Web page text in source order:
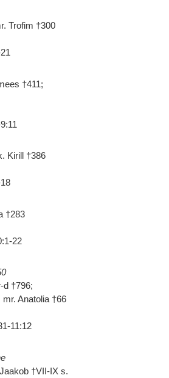
Trofim †300
†411;
Kirill †386
†283
22
d †796;
Anatolia †66
11:12
†VII-IX s.